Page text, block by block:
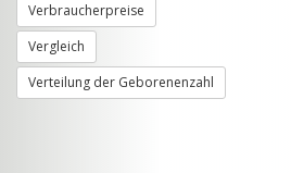
Verbraucherpreise
Vergleich
Verteilung der Geborenenzahl